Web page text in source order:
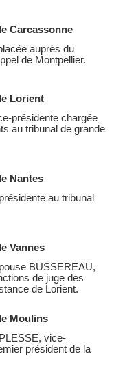
Carcassonne
auprès du
de Montpellier.
Lorient
présidente chargée
au tribunal de grande
Nantes
au tribunal
Vannes
BUSSEREAU,
de juge des
de Lorient.
Moulins
vice-
président de la